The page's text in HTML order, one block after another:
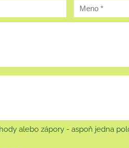
alebo zápory - aspoň jedna